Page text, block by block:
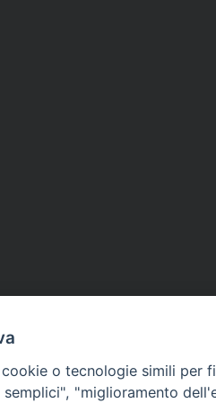
o tecnologie simili per
"miglioramento